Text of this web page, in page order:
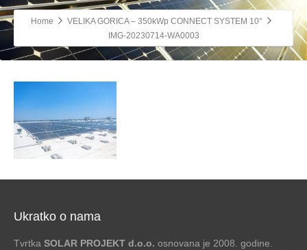
Home
VELIKA GORICA – 350kWp CONNECT SYSTEM 10°
IMG-20230714-WA0003
Ukratko o nama
Tvrtka SOLAR PROJEKT d.o.o. osnovana je 2008. godine.